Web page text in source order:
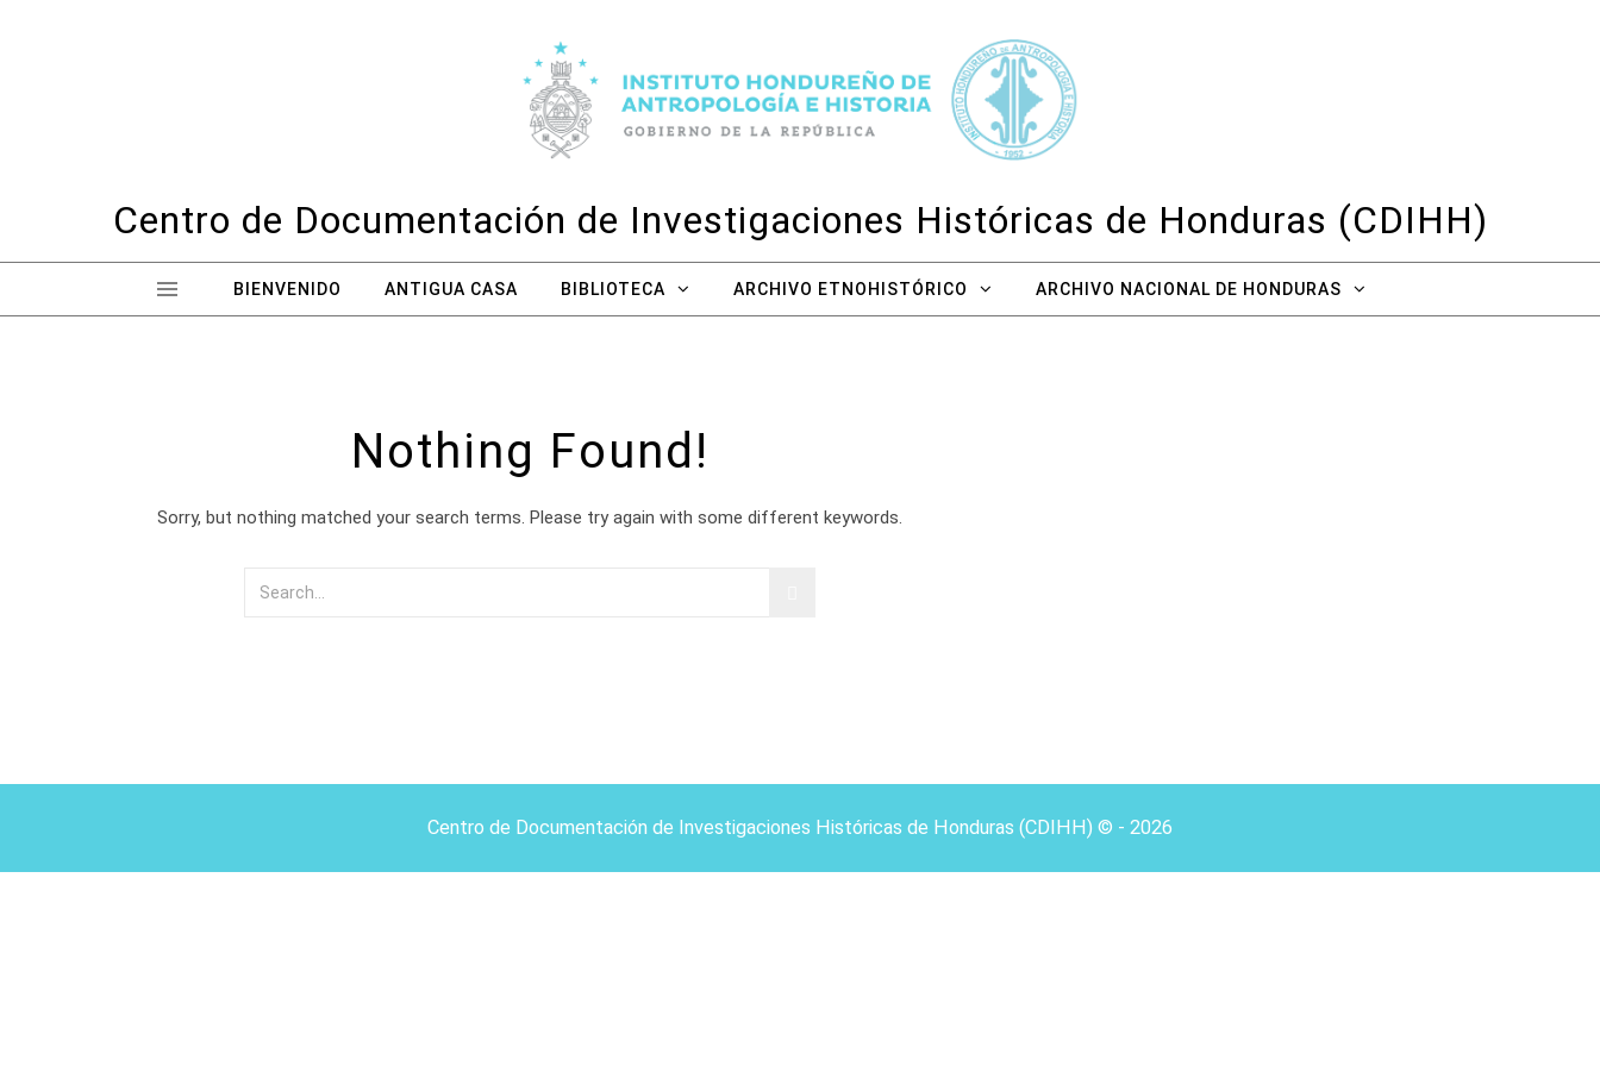
Centro de Documentación de Investigaciones Históricas de Honduras (CDIHH)
BIENVENIDO ANTIGUA CASA BIBLIOTECA ARCHIVO ETNOHISTÓRICO ARCHIVO NACIONAL DE HONDURAS
Nothing Found!
Sorry, but nothing matched your search terms. Please try again with some different keywords.
Centro de Documentación de Investigaciones Históricas de Honduras (CDIHH) © - 2026